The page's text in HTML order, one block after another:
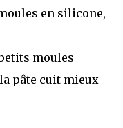
en silicone,
moules
pâte cuit mieux